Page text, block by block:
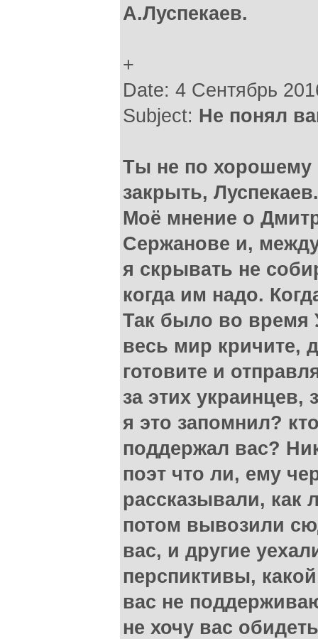
А.Луспекаев.
+
Date: 4 Сентябрь
Subject: Не понял
Ты не по хорошему
закрыть,
Моё мнение о
Сержанове и,
я скрывать не
когда им надо.
Так было во время
весь мир кричите,
готовите и
за этих украинцев,
я это запомнил?
поддержал вас?
поэт что ли, ему
рассказывали, как
потом вывозили
вас, и другие
перспиктивы,
вас не
не хочу вас